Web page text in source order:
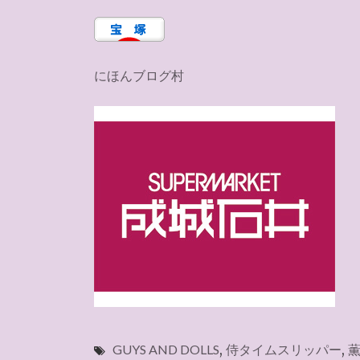
にほんブログ村
GUYS AND DOLLS, 侍タイムスリッパー,